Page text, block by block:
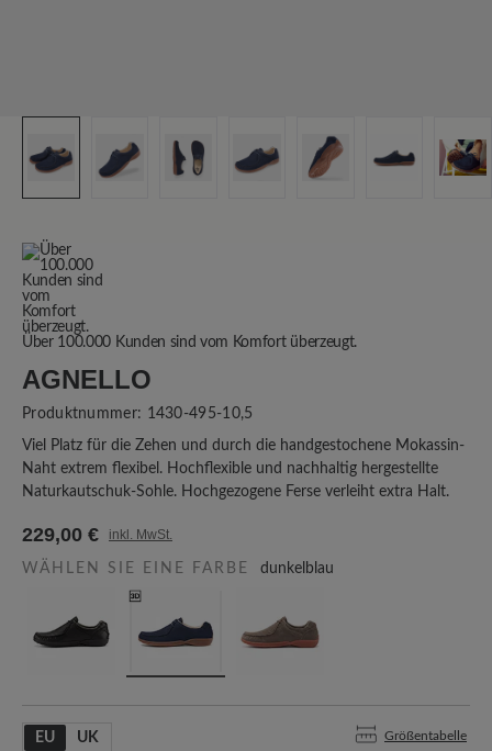
Über 100.000 Kunden sind vom Komfort überzeugt.
AGNELLO
Produktnummer: 1430-495-10,5
Viel Platz für die Zehen und durch die handgestochene Mokassin-
Naht extrem flexibel. Hochflexible und nachhaltig hergestellte
Naturkautschuk-Sohle. Hochgezogene Ferse verleiht extra Halt.
229,00 € inkl. MwSt.
WÄHLEN SIE EINE FARBE dunkelblau
EU UK Größentabelle